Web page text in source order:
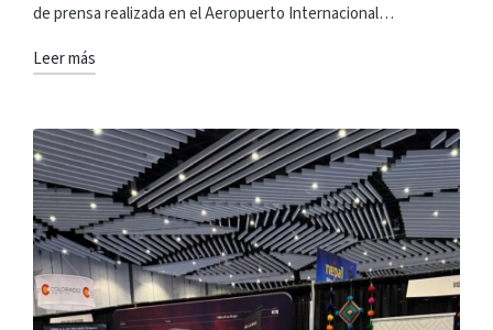
de prensa realizada en el Aeropuerto Internacional…
Leer más